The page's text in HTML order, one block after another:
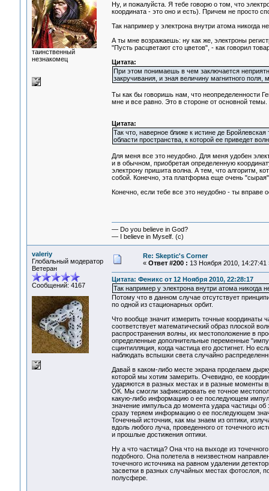
таинственный
незнакомец
Ну, и пожалуйста. Я тебе говорю о том, что
координата - это оно и есть). Причем не просто
Так например у электрона внутри атома никогда
А ты мне возражаешь: ну как же, электроны
"Пусть расцветают сто цветов", - как говорил
Цитата:
При этом понимаешь в чем заключается
закручивания, и зная величину магнитного
Ты как бы говоришь нам, что неопределенности
мне и все равно. Это в стороне от основной темы.
Цитата:
Так что, наверное ближе к истине де Бройлевская
области пространства, к которой ее приведет
Для меня все это неудобно. Для меня удобен
и в обычном, приобретая определенную
электрону пришита волна. А тем, что алгоритм,
собой. Конечно, эта платформа еще очень
Конечно, если тебе все это неудобно - ты вправе
— Do you believe in God?
— I believe in Myself. (c)
valeriy
Глобальный модератор
Ветеран
Сообщений: 4167
Re: Skeptic's Corner
« Ответ #200 : 13 Ноября 2010, 14:27:41
Цитата: Феникс от 12 Ноября 2010, 22:28:17
Так например у электрона внутри атома никогда
Потому что в данном случае отсутствует
по одной из стационарных орбит.
Что вообще значит измерить точные координаты
соответствует математический образ плоской
распространения волны, их местоположение в
определенные дополнительные переменные
сцинтилляция, когда частица его достигнет. Но
наблюдать вспышки света случайно
Давай в каком-либо месте экрана проделаем
которой мы хотим замерить. Очевидно, ее
ударяются в разных местах и в разные моменты
ОК. Мы смогли зафиксировать ее точное
какую-либо информацию о ее последующем
значение импульса до момента удара частицы об
сразу теряем информацию о ее последующем
Точечный источник, как мы знаем из оптики,
вдоль любого луча, проведенного от точечного
и прошлые достижения оптики.
Ну а что частица? Она что на выходе из
подобного. Она полетела в неизвестном
точечного источника на равном удалении
засветки в разных случайных местах фотослоя,
полусфере.